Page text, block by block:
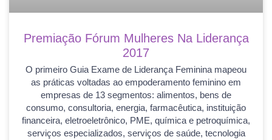
Premiação Fórum Mulheres Na Liderança
2017
O primeiro Guia Exame de Liderança Feminina mapeou
as práticas voltadas ao empoderamento feminino em
empresas de 13 segmentos: alimentos, bens de
consumo, consultoria, energia, farmacêutica, instituição
financeira, eletroeletrônico, PME, química e petroquímica,
serviços especializados, serviços de saúde, tecnologia